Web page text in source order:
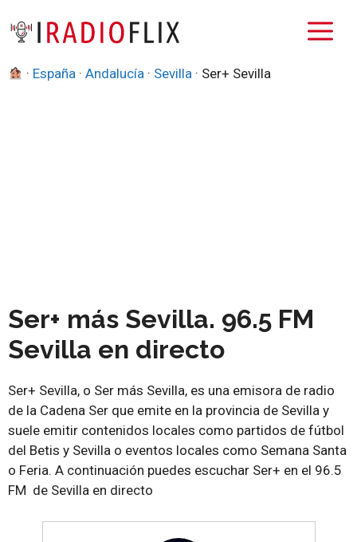
· España ·Andalucía · Sevilla · Ser+ Sevilla
Ser+ más Sevilla. 96.5 FM
Sevilla en directo
Ser+ Sevilla, o Ser más Sevilla, es una emisora de radio
de la Cadena Ser que emite en la provincia de Sevilla y
suele emitir contenidos locales como partidos de fútbol
del Betis y Sevilla o eventos locales como Semana Santa
o Feria. A continuación puedes escuchar Ser+ en el 96.5
FM de Sevilla en directo